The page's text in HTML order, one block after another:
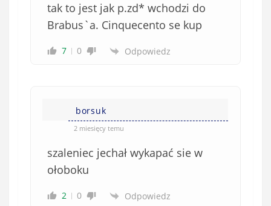
tak to jest jak p.zd* wchodzi do
Brabus`a. Cinquecento se kup
7 0 Odpowiedz
borsuk
2 miesięcy temu
szaleniec jechał wykapać sie w
ołoboku
2 0 Odpowiedz